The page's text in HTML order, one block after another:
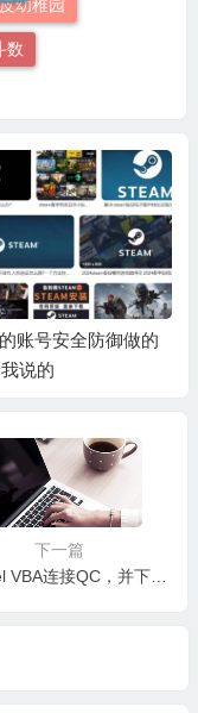
幼稚园
数
账号安全防御做的
说的
下一篇
用Excel VBA连接QC，并下载Test Case的代码